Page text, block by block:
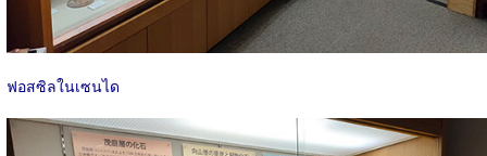
ฟอสซิลในเซนได